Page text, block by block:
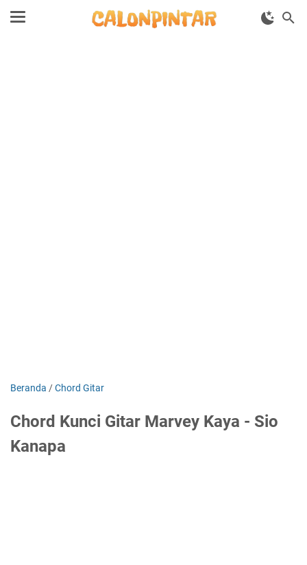
Beranda /Chord Gitar
Chord Kunci Gitar Marvey Kaya - Sio
Kanapa